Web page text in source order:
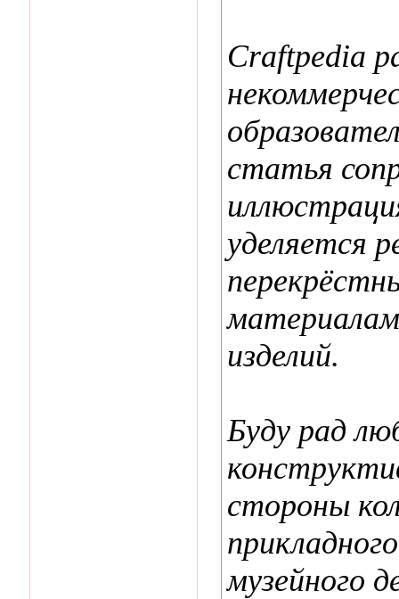
Craftpedia
статья
уделяется
изделий.
Буду рад
стороны
музейного